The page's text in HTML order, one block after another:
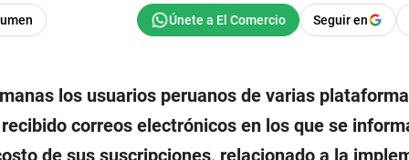
Seguir en
los usuarios peruanos de varias
recibido correos electrónicos en los que se
de sus suscripciones, relacionado a la